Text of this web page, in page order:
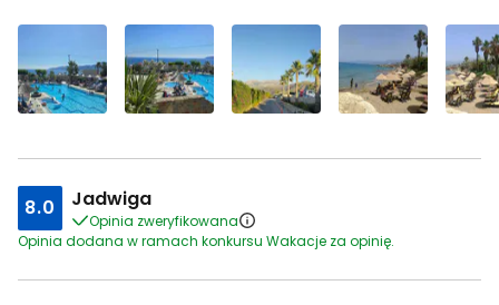
8.0 Jadwiga
Opinia zweryfikowana
Opinia dodana w ramach konkursu Wakacje za opinię.